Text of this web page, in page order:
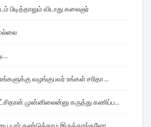
பிடித்தாலும் விடாது கலைஞர்
வழங்குபவர் உங்கள் சரிதா ...
முன்னிலைன்னு கருத்து கணிப்ப...
கண்டுக்காம இருக்காங்களோ